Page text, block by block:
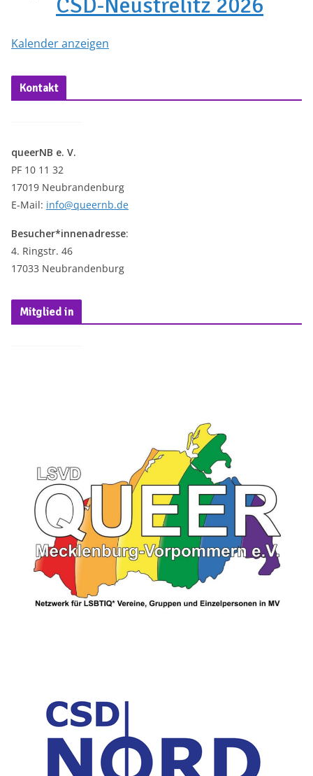
CSD-Neustrelitz 2026
Kalender anzeigen
Kontakt
queerNB e. V.
PF 10 11 32
17019 Neubrandenburg
E-Mail: info@queernb.de
Besucher*innenadresse:
4. Ringstr. 46
17033 Neubrandenburg
Mitglied in